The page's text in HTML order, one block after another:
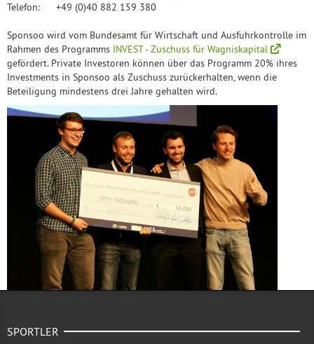
Telefon:
+49 (0)40 882 159 380
Sponsoo wird vom Bundesamt für Wirtschaft und Ausfuhrkontrolle im
Rahmen des Programms INVEST - Zuschuss für Wagniskapital
gefördert. Private Investoren können über das Programm 20% ihres
Investments in Sponsoo als Zuschuss zurückerhalten, wenn die
Beteiligung mindestens drei Jahre gehalten wird.
SPORTLER